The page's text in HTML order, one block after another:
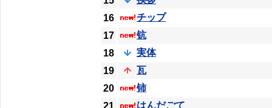
16
チップ
17
钪
18
実体
19
瓦
20
铈
21
はんだごて